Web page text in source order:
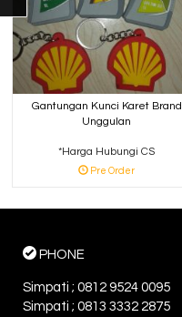
Gantungan Kunci Karet Brand
Unggulan
*Harga Hubungi CS
Pre Order
PHONE
Simpati ; 0812 9524 0095
Simpati ; 0813 3332 2875